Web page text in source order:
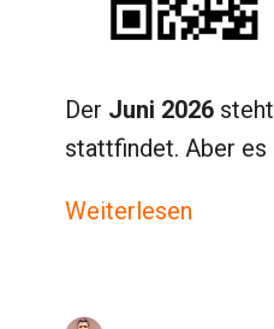
Der Juni 2026
stattfindet. Aber es
Weiterlesen